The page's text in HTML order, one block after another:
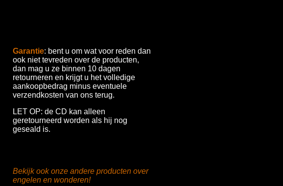
Garantie: bent u om wat voor reden dan
ook niet tevreden over de producten,
dan mag u ze binnen 10 dagen
retourneren en krijgt u het volledige
aankoopbedrag minus eventuele
verzendkosten van ons terug.
LET OP: de CD kan alleen
geretourneerd worden als hij nog
geseald is.
Bekijk ook onze andere producten over
engelen en wonderen!